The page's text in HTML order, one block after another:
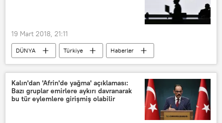
19 Mart 2018, 21:11
DÜNYA Türkiye
Haberler
Rusya
TÜRKİYE Gazprom
Kalın'dan 'Afrin'de yağma' açıklaması:
Bazı gruplar emirlere aykırı davranarak
bu tür eylemlere girişmiş olabilir